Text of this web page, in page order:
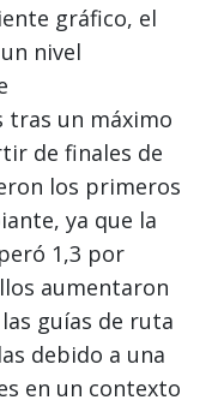
gráfico, el
nivel
tras un máximo
de finales de
los primeros
ya que la
1,3 por
aumentaron
guías de ruta
debido a una
en un contexto